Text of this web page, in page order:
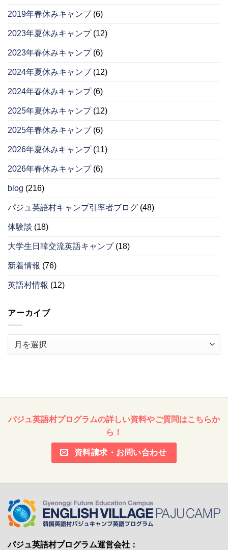
2019年春休みキャンプ(6)
2023年夏休みキャンプ(12)
2023年春休みキャンプ(6)
2024年夏休みキャンプ(12)
2024年春休みキャンプ(6)
2025年夏休みキャンプ(12)
2025年春休みキャンプ(6)
2026年夏休みキャンプ(11)
2026年春休みキャンプ(6)
blog (216)
パジュ英語村キャンプ引率者ブログ (48)
体験談 (18)
大学生日韓交流英語キャンプ(18)
新着情報 (76)
英語村情報 (12)
アーカイブ
パジュ英語村プログラムの詳しい資料やご質問はこちらか
ら！
資料請求・お問い合わせ
パジュ英語村プログラム運営会社：